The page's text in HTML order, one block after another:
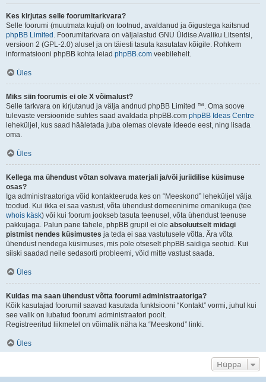
Kes kirjutas selle foorumitarkvara?
Selle foorumi (muutmata kujul) on tootnud, avaldanud ja õigustega kaitsnud
phpBB Limited . Foorumitarkvara on väljalastud GNU Üldise Avaliku Litsentsi,
versioon 2 (GPL-2.0) alusel ja on täiesti tasuta kasutatav kõigile. Rohkem
informatsiooni phpBB kohta leiad phpBB.com veebilehelt.
Üles
Miks siin foorumis ei ole X võimalust?
Selle tarkvara on kirjutanud ja välja andnud phpBB Limited ™. Oma soove
tulevaste versioonide suhtes saad avaldada phpBB.com phpBB Ideas Centre
leheküljel, kus saad hääletada juba olemas olevate ideede eest, ning lisada
oma.
Üles
Kellega ma ühendust võtan solvava materjali ja/või juriidilise küsimuse
osas?
Iga administraatoriga võid kontakteeruda kes on “Meeskond” leheküljel välja
toodud. Kui ikka ei saa vastust, võta ühendust domeeninime omanikuga (tee
whois käsk) või kui foorum jookseb tasuta teenusel, võta ühendust teenuse
pakkujaga. Palun pane tähele, phpBB grupil ei ole absoluutselt midagi
pistmist nendes küsimustes ja teda ei saa vastutusele võtta. Ära võta
ühendust nendega küsimuses, mis pole otseselt phpBB saidiga seotud. Kui
siiski saadad neile sedasorti probleemi, võid mitte vastust saada.
Üles
Kuidas ma saan ühendust võtta foorumi administraatoriga?
Kõik kasutajad foorumil saavad kasutada funktsiooni “Kontakt” vormi, juhul kui
see valik on lubatud foorumi administraatori poolt.
Registreeritud liikmetel on võimalik näha ka “Meeskond” linki.
Üles
Hüppa